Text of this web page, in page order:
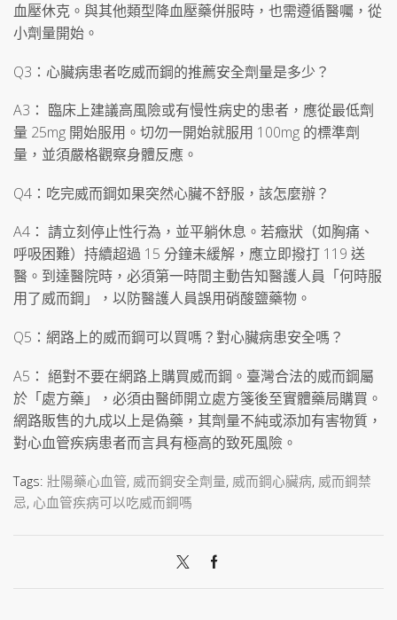
血壓休克。與其他類型降血壓藥併服時，也需遵循醫囑，從
小劑量開始。
Q3：心臟病患者吃威而鋼的推薦安全劑量是多少？
A3： 臨床上建議高風險或有慢性病史的患者，應從最低劑
量 25mg 開始服用。切勿一開始就服用 100mg 的標準劑
量，並須嚴格觀察身體反應。
Q4：吃完威而鋼如果突然心臟不舒服，該怎麼辦？
A4： 請立刻停止性行為，並平躺休息。若癥狀（如胸痛、
呼吸困難）持續超過 15 分鐘未緩解，應立即撥打 119 送
醫。到達醫院時，必須第一時間主動告知醫護人員「何時服
用了威而鋼」，以防醫護人員誤用硝酸鹽藥物。
Q5：網路上的威而鋼可以買嗎？對心臟病患安全嗎？
A5： 絕對不要在網路上購買威而鋼。臺灣合法的威而鋼屬
於「處方藥」，必須由醫師開立處方箋後至實體藥局購買。
網路販售的九成以上是偽藥，其劑量不純或添加有害物質，
對心血管疾病患者而言具有極高的致死風險。
Tags: 壯陽藥心血管, 威而鋼安全劑量, 威而鋼心臟病, 威而鋼禁
忌, 心血管疾病可以吃威而鋼嗎